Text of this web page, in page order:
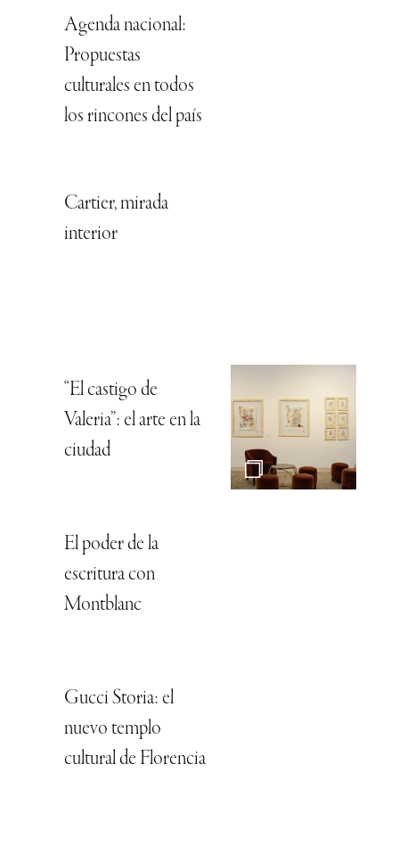
Agenda nacional:
Propuestas
culturales en todos
los rincones del país
Cartier, mirada
interior
“El castigo de
Valeria”: el arte en la
ciudad
El poder de la
escritura con
Montblanc
Gucci Storia: el
nuevo templo
cultural de Florencia